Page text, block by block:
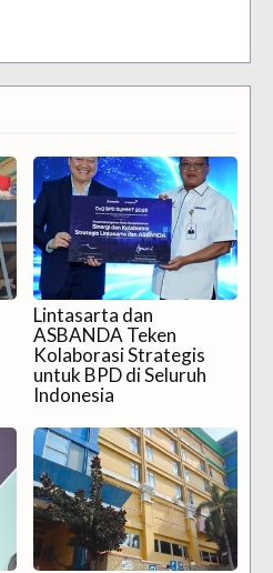
Lintasarta dan
ASBANDA Teken
Kolaborasi Strategis
untuk BPD di Seluruh
Indonesia